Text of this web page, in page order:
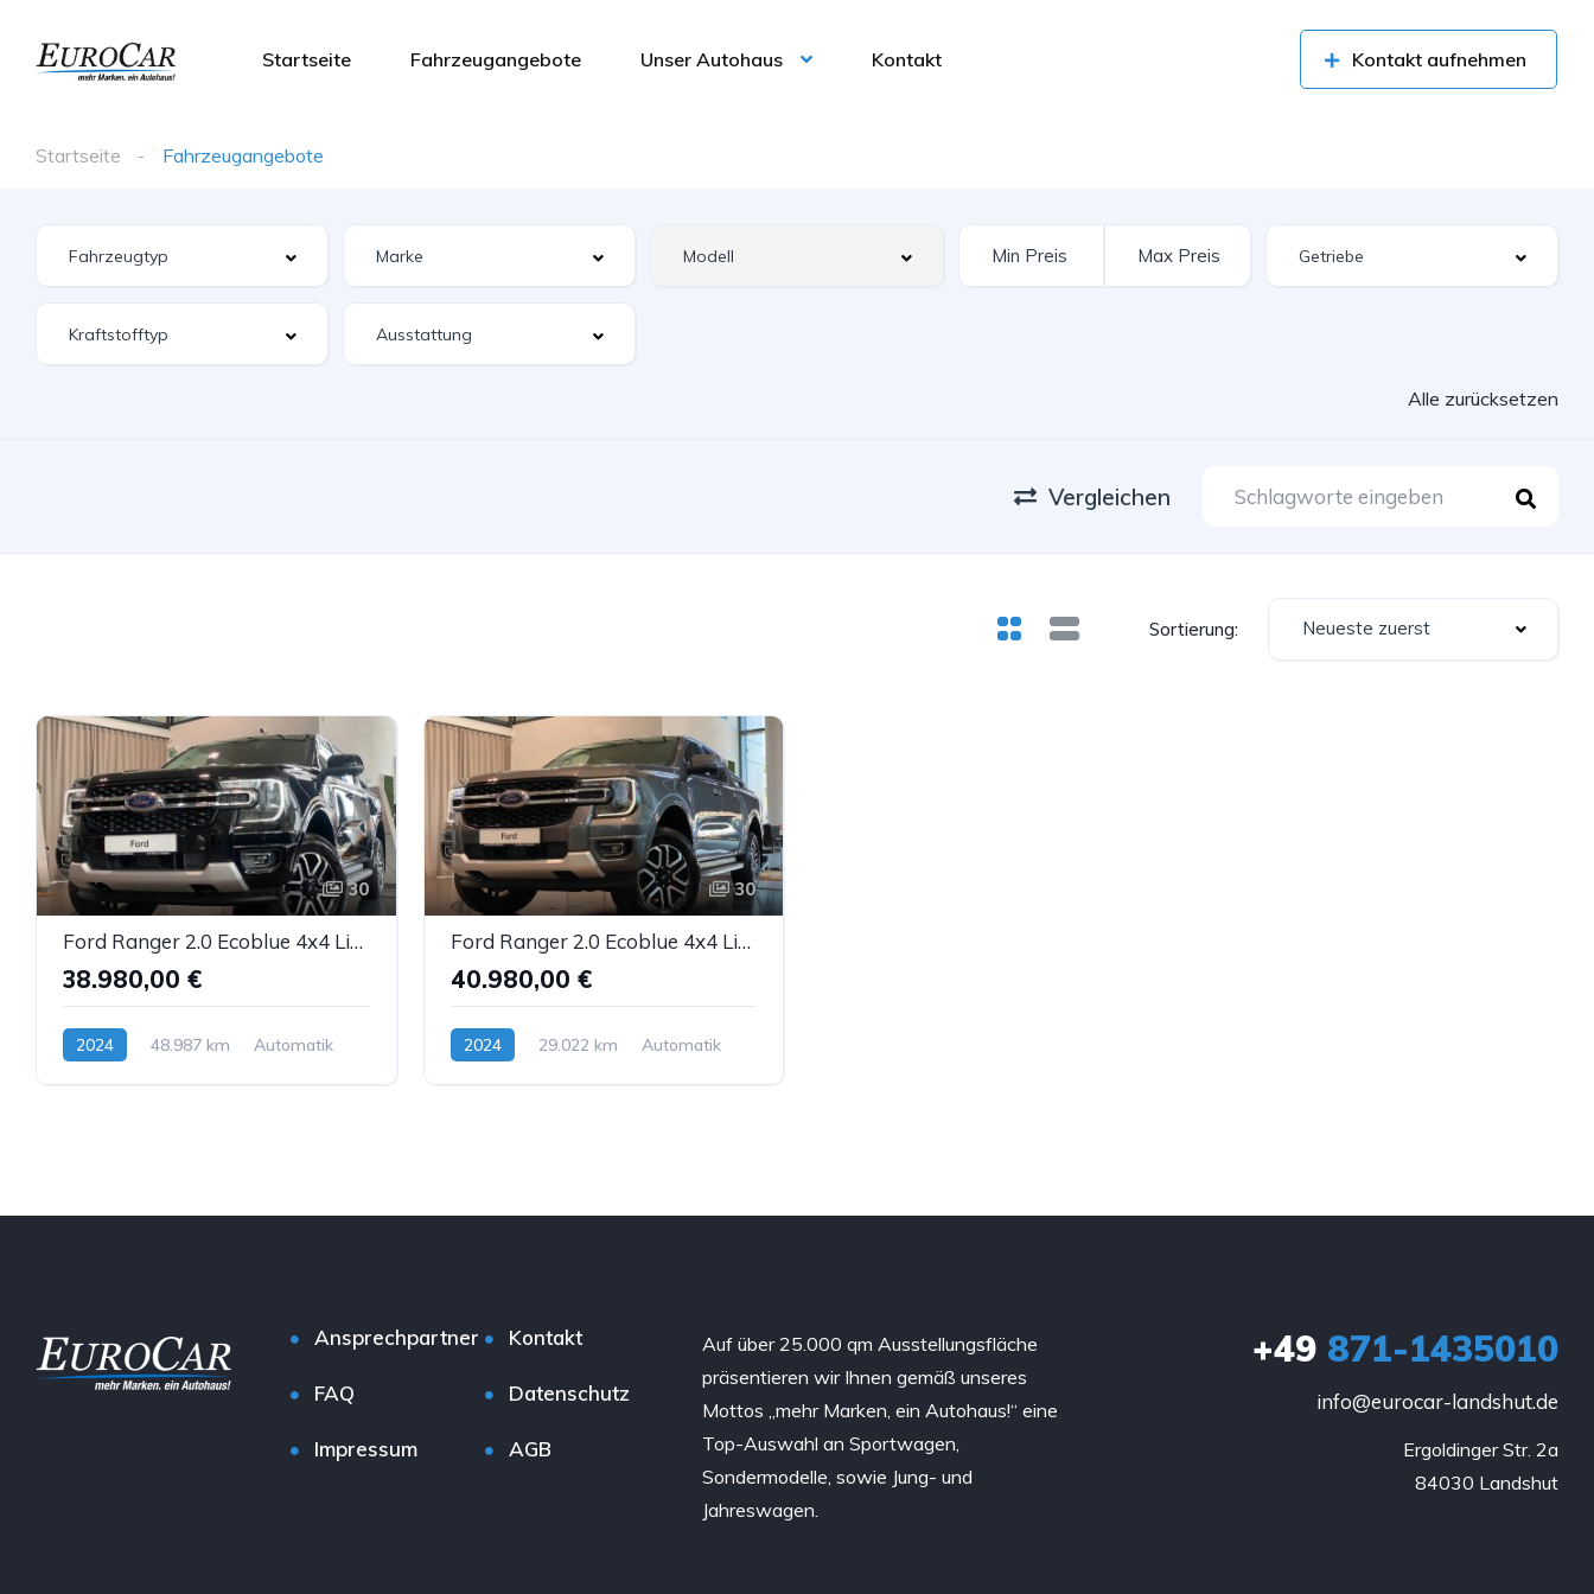
Startseite Fahrzeugangebote Unser Autohaus Kontakt Kontakt aufnehmen
Startseite Fahrzeugangebote
Alle zurücksetzen
Vergleichen
Sortierung: Neueste zuerst
30
Ford Ranger 2.0 Ecoblue 4x4 Limited Navi B&O ACC AHK
38.980,00 €
2024 48.987 km
Automatik
30
Ford Ranger 2.0 Ecoblue 4x4 Limited Navi B&O ACC AHK
40.980,00 €
2024 29.022 km
Automatik
Ansprechpartner Kontakt
FAQ Datenschutz
Impressum AGB
Auf über 25.000 qm Ausstellungsfläche
präsentieren wir Ihnen gemäß unseres
Mottos „mehr Marken, ein Autohaus!“ eine
Top-Auswahl an Sportwagen,
Sondermodelle, sowie Jung- und
Jahreswagen.
+49871-1435010
info@eurocar-landshut.de
Ergoldinger Str. 2a
84030 Landshut